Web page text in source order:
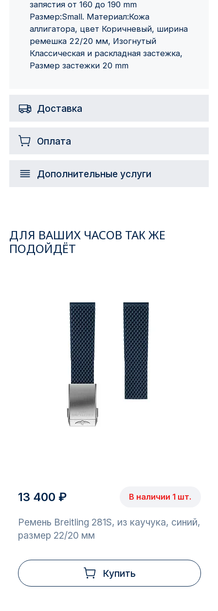
запястия от 160 до 190 mm
Размер:Small. Материал:Кожа
аллигатора, цвет Коричневый, ширина
ремешка 22/20 мм, Изогнутый
Классическая и раскладная застежка,
Размер застежки 20 mm
Доставка
Оплата
Дополнительные услуги
ДЛЯ ВАШИХ ЧАСОВ ТАК ЖЕ
ПОДОЙДЁТ
13 400 ₽ В наличии 1 шт.
Ремень Breitling 281S, из каучука, синий,
размер 22/20 мм
Купить